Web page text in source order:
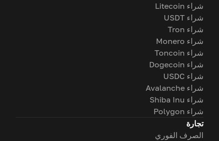
شراء Litecoin
شراء USDT
شراء Tron
شراء Monero
شراء Toncoin
شراء Dogecoin
شراء USDC
شراء Avalanche
شراء Shiba Inu
شراء Polygon
تجارة
الصرف الفوري